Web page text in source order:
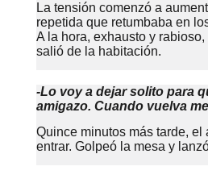
La tensión comenzó a
repetida que retumbaba en
A la hora, exhausto y
salió de la habitación.
-Lo voy a dejar solito para
amigazo. Cuando vuelva
Quince minutos más tarde, el
entrar. Golpeó la mesa y